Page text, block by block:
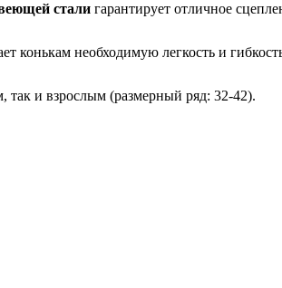
стали гарантирует отличное
конькам необходимую легкость и
так и взрослым (размерный ряд: 32-42).